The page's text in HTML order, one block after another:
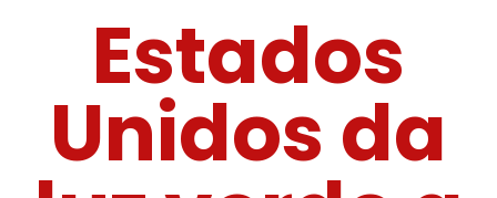
Estados
Unidos da